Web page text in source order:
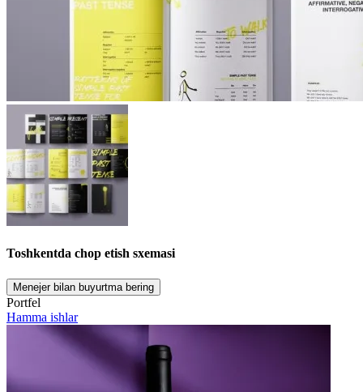
Toshkentda chop etish sxemasi
Menejer bilan buyurtma bering
Portfel
Hamma ishlar